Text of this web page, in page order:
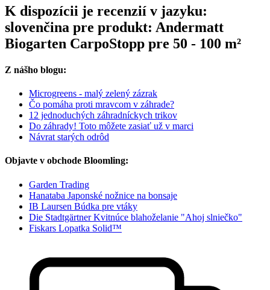
K dispozícii je recenzií v jazyku:
slovenčina pre produkt: Andermatt
Biogarten CarpoStopp pre 50 - 100 m²
Z nášho blogu:
Microgreens - malý zelený zázrak
Čo pomáha proti mravcom v záhrade?
12 jednoduchých záhradníckych trikov
Do záhrady! Toto môžete zasiať už v marci
Návrat starých odrôd
Objavte v obchode Bloomling:
Garden Trading
Hanataba Japonské nožnice na bonsaje
IB Laursen Búdka pre vtáky
Die Stadtgärtner Kvitnúce blahoželanie "Ahoj slniečko"
Fiskars Lopatka Solid™